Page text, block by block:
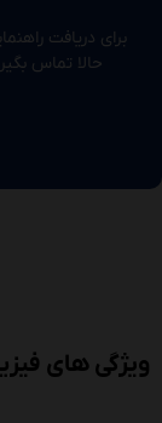
برای دریافت
حالا تماس
ویژگی های